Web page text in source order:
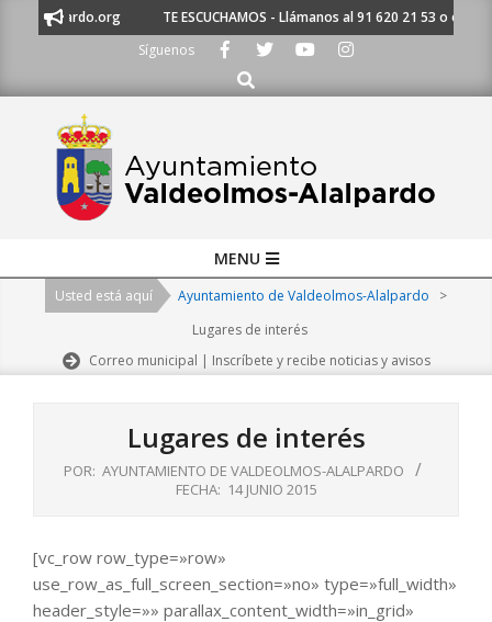
TE ESCUCHAMOS - Llámanos al 91 620 21 53 o
Síguenos
Buscar
Navigation
MENU
Usted está aquí Ayuntamiento de Valdeolmos-Alalpardo
>
Lugares de interés
Correo municipal | Inscríbete y recibe noticias y avisos
Lugares de interés
POR: AYUNTAMIENTO DE VALDEOLMOS-ALALPARDO
FECHA: 14 JUNIO 2015
[vc_row row_type=»row»
use_row_as_full_screen_section=»no» type=»full_width»
header_style=»» parallax_content_width=»in_grid»